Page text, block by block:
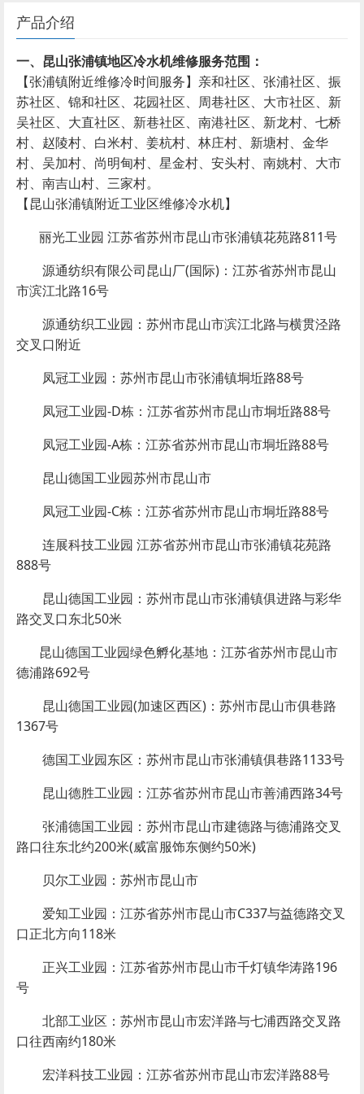
产品介绍
一、昆山张浦镇地区冷水机维修服务范围：
【张浦镇附近维修冷时间服务】亲和社区、张浦社区、振
苏社区、锦和社区、花园社区、周巷社区、大市社区、新
吴社区、大直社区、新巷社区、南港社区、新龙村、七桥
村、赵陵村、白米村、姜杭村、林庄村、新塘村、金华
村、吴加村、尚明甸村、星金村、安头村、南姚村、大市
村、南吉山村、三家村。
【昆山张浦镇附近工业区维修冷水机】
丽光工业园 江苏省苏州市昆山市张浦镇花苑路811号
源通纺织有限公司昆山厂(国际)：江苏省苏州市昆山
市滨江北路16号
源通纺织工业园：苏州市昆山市滨江北路与横贯泾路
交叉口附近
凤冠工业园：苏州市昆山市张浦镇垌坵路88号
凤冠工业园-D栋：江苏省苏州市昆山市垌坵路88号
凤冠工业园-A栋：江苏省苏州市昆山市垌坵路88号
昆山德国工业园苏州市昆山市
凤冠工业园-C栋：江苏省苏州市昆山市垌坵路88号
连展科技工业园 江苏省苏州市昆山市张浦镇花苑路
888号
昆山德国工业园：苏州市昆山市张浦镇俱进路与彩华
路交叉口东北50米
昆山德国工业园绿色孵化基地：江苏省苏州市昆山市
德浦路692号
昆山德国工业园(加速区西区)：苏州市昆山市俱巷路
1367号
德国工业园东区：苏州市昆山市张浦镇俱巷路1133号
昆山德胜工业园：江苏省苏州市昆山市善浦西路34号
张浦德国工业园：苏州市昆山市建德路与德浦路交叉
路口往东北约200米(威富服饰东侧约50米)
贝尔工业园：苏州市昆山市
爱知工业园：江苏省苏州市昆山市C337与益德路交叉
口正北方向118米
正兴工业园：江苏省苏州市昆山市千灯镇华涛路196
号
北部工业区：苏州市昆山市宏洋路与七浦西路交叉路
口往西南约180米
宏洋科技工业园：江苏省苏州市昆山市宏洋路88号